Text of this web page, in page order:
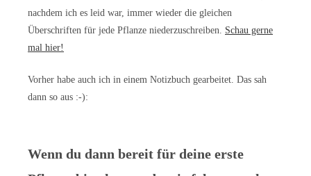
nachdem ich es leid war, immer wieder die gleichen
Überschriften für jede Pflanze niederzuschreiben. Schau gerne
mal hier!
Vorher habe auch ich in einem Notizbuch gearbeitet. Das sah
dann so aus :-):
Wenn du dann bereit für deine erste